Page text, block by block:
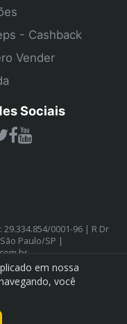
- Cashback
Vender
Sociais
29.334.854/0001-96 | R Dr
Paulo/SP |
em nossa
você